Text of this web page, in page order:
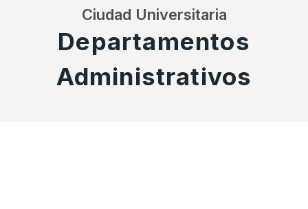
Ciudad Universitaria
Departamentos
Administrativos